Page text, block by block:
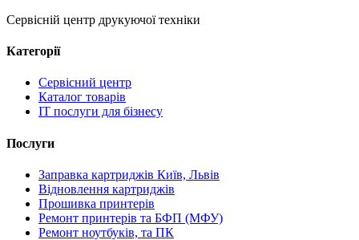
Сервісній центр друкуючої техніки
Категорії
Сервісний центр
Каталог товарів
IT послуги для бізнесу
Послуги
Заправка картриджів Київ, Львів
Відновлення картриджів
Прошивка принтерів
Ремонт принтерів та БФП (МФУ)
Ремонт ноутбуків, та ПК